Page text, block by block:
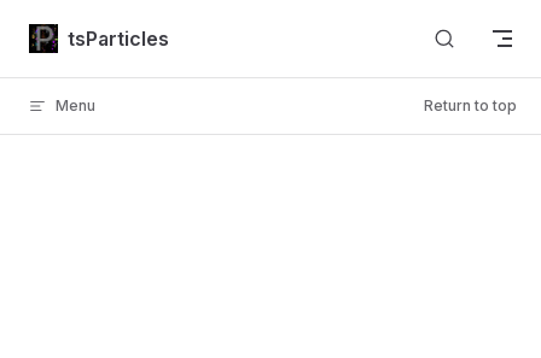
Skip to content
tsParticles
Menu Return to top